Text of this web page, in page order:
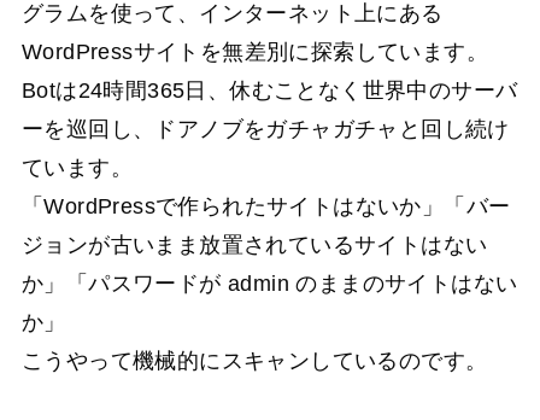
グラムを使って、インターネット上にある
WordPressサイトを無差別に探索しています。
Botは24時間365日、休むことなく世界中のサーバ
ーを巡回し、ドアノブをガチャガチャと回し続け
ています。
「WordPressで作られたサイトはないか」「バー
ジョンが古いまま放置されているサイトはない
か」「パスワードが admin のままのサイトはない
か」
こうやって機械的にスキャンしているのです。